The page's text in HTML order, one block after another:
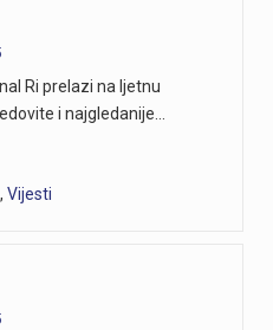
Ri prelazi na ljetnu
i najgledanije…
, Vijesti